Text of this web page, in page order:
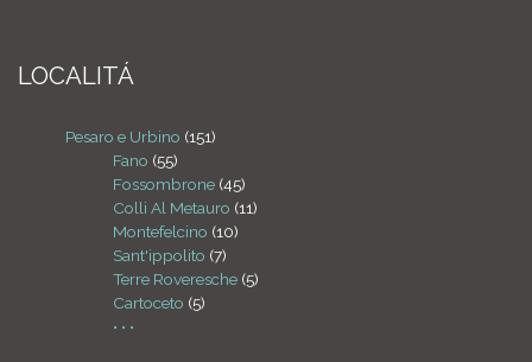
LOCALITÁ
Pesaro e Urbino (151)
Fano (55)
Fossombrone (45)
Colli Al Metauro (11)
Montefelcino (10)
Sant'ippolito (7)
Terre Roveresche (5)
Cartoceto (5)
• • •